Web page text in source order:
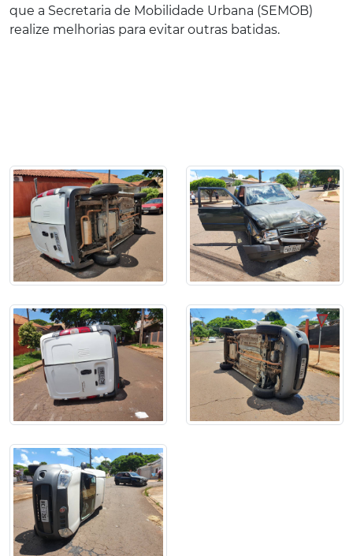
que a Secretaria de Mobilidade Urbana (SEMOB)
realize melhorias para evitar outras batidas.